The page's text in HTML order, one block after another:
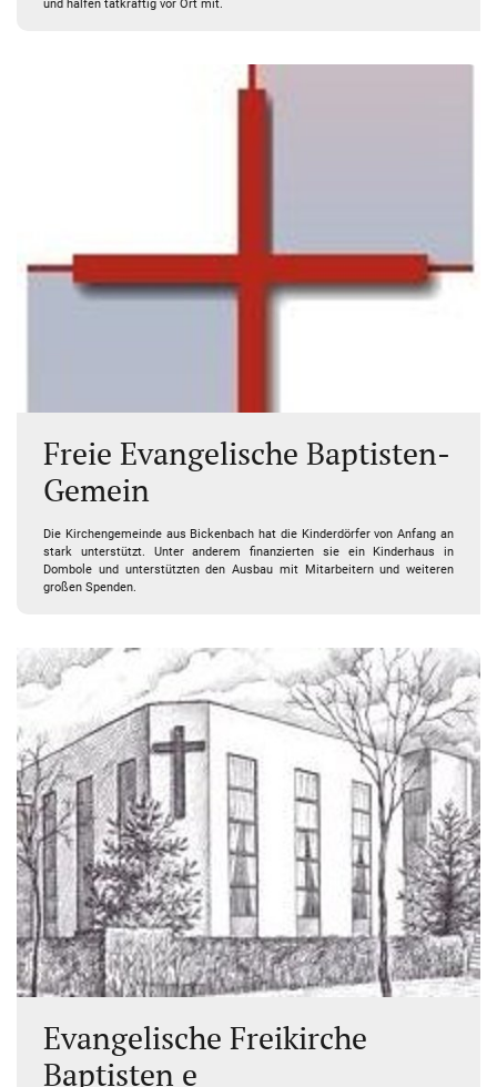
und halfen tatkräftig vor Ort mit.
Freie Evangelische Baptisten-
Gemein
Die Kirchengemeinde aus Bickenbach hat die Kinderdörfer von Anfang an
stark unterstützt. Unter anderem finanzierten sie ein Kinderhaus in
Dombole und unterstützten den Ausbau mit Mitarbeitern und weiteren
großen Spenden.
Evangelische Freikirche
Baptisten e